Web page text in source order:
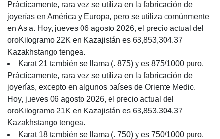
Prácticamente, rara vez se utiliza en la fabricación de
joyerías en América y Europa, pero se utiliza comúnmente
en Asia. Hoy, jueves 06 agosto 2026, el precio actual del
oroKilogramo 22K en Kazajistán es 63,853,304.37
Kazakhstango tengea.
Karat 21 también se llama (. 875) y es 875/1000 puro.
Prácticamente, rara vez se utiliza en la fabricación de
joyerías, excepto en algunos países de Oriente Medio.
Hoy, jueves 06 agosto 2026, el precio actual del
oroKilogramo 21K en Kazajistán es 63,853,304.37
Kazakhstango tengea.
Karat 18 también se llama (. 750) y es 750/1000 puro.